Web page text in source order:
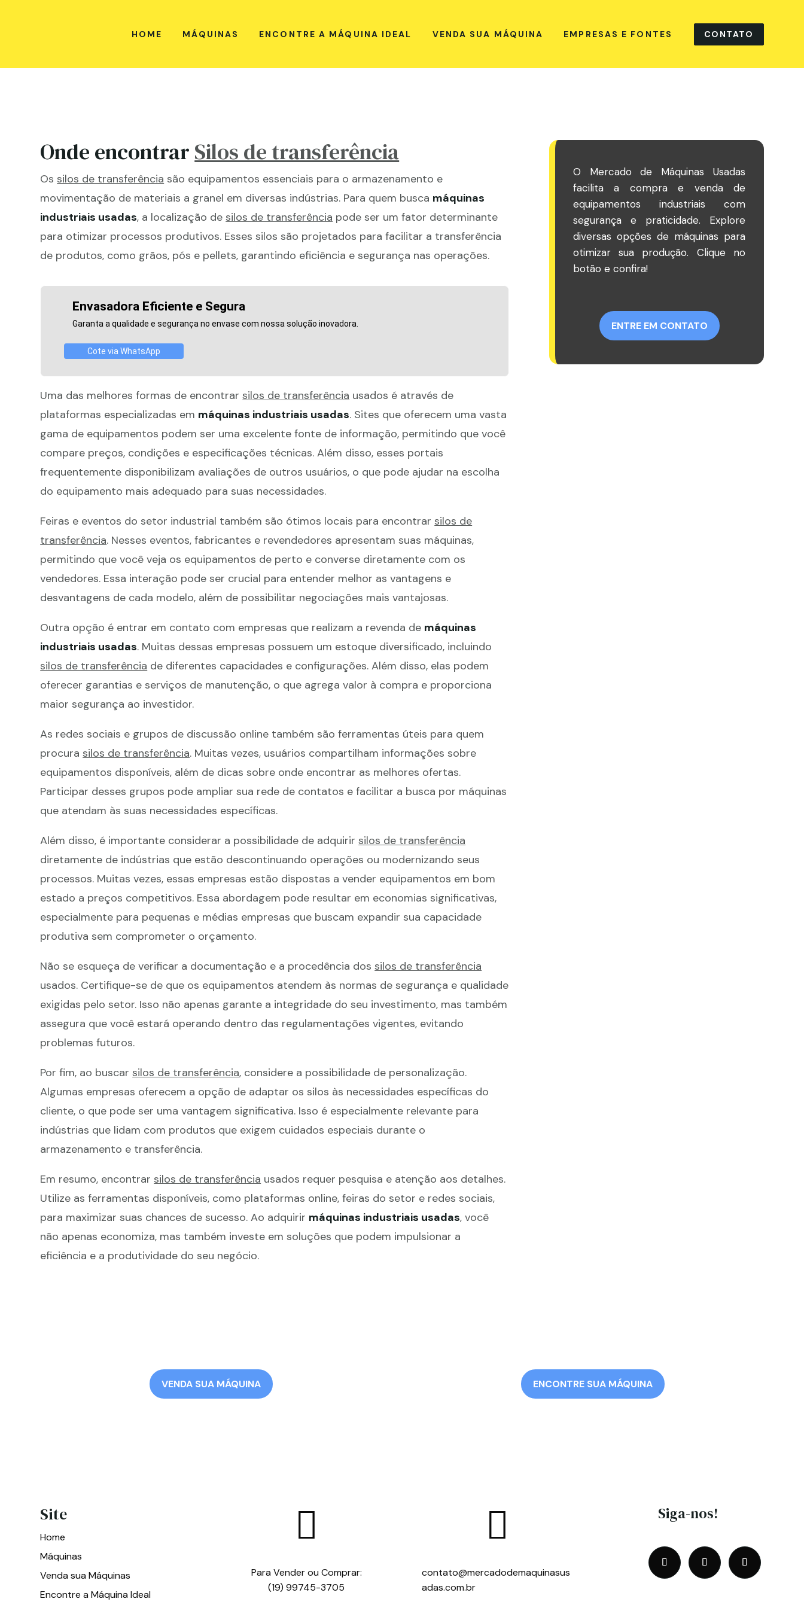
HOME MÁQUINAS ENCONTRE A MÁQUINA IDEAL VENDA SUA MÁQUINA EMPRESAS E FONTES CONTATO
Onde encontrar Silos de transferência
Ossilos de transferência são equipamentos essenciais para o armazenamento e
movimentação de materiais a granel em diversas indústrias. Para quem busca máquinas
industriais usadas, a localização desilos de transferência pode ser um fator determinante
para otimizar processos produtivos. Esses silos são projetados para facilitar a transferência
de produtos, como grãos, pós e pellets, garantindo eficiência e segurança nas operações.
Envasadora Eficiente e Segura
Garanta a qualidade e segurança no envase com nossa solução inovadora.
Cote via WhatsApp
Uma das melhores formas de encontrarsilos de transferência usados é através de
plataformas especializadas em máquinas industriais usadas. Sites que oferecem uma vasta
gama de equipamentos podem ser uma excelente fonte de informação, permitindo que você
compare preços, condições e especificações técnicas. Além disso, esses portais
frequentemente disponibilizam avaliações de outros usuários, o que pode ajudar na escolha
do equipamento mais adequado para suas necessidades.
Feiras e eventos do setor industrial também são ótimos locais para encontrarsilos de
transferência. Nesses eventos, fabricantes e revendedores apresentam suas máquinas,
permitindo que você veja os equipamentos de perto e converse diretamente com os
vendedores. Essa interação pode ser crucial para entender melhor as vantagens e
desvantagens de cada modelo, além de possibilitar negociações mais vantajosas.
Outra opção é entrar em contato com empresas que realizam a revenda de máquinas
industriais usadas. Muitas dessas empresas possuem um estoque diversificado, incluindo
silos de transferência de diferentes capacidades e configurações. Além disso, elas podem
oferecer garantias e serviços de manutenção, o que agrega valor à compra e proporciona
maior segurança ao investidor.
As redes sociais e grupos de discussão online também são ferramentas úteis para quem
procurasilos de transferência. Muitas vezes, usuários compartilham informações sobre
equipamentos disponíveis, além de dicas sobre onde encontrar as melhores ofertas.
Participar desses grupos pode ampliar sua rede de contatos e facilitar a busca por máquinas
que atendam às suas necessidades específicas.
Além disso, é importante considerar a possibilidade de adquirirsilos de transferência
diretamente de indústrias que estão descontinuando operações ou modernizando seus
processos. Muitas vezes, essas empresas estão dispostas a vender equipamentos em bom
estado a preços competitivos. Essa abordagem pode resultar em economias significativas,
especialmente para pequenas e médias empresas que buscam expandir sua capacidade
produtiva sem comprometer o orçamento.
Não se esqueça de verificar a documentação e a procedência dossilos de transferência
usados. Certifique-se de que os equipamentos atendem às normas de segurança e qualidade
exigidas pelo setor. Isso não apenas garante a integridade do seu investimento, mas também
assegura que você estará operando dentro das regulamentações vigentes, evitando
problemas futuros.
Por fim, ao buscarsilos de transferência, considere a possibilidade de personalização.
Algumas empresas oferecem a opção de adaptar os silos às necessidades específicas do
cliente, o que pode ser uma vantagem significativa. Isso é especialmente relevante para
indústrias que lidam com produtos que exigem cuidados especiais durante o
armazenamento e transferência.
Em resumo, encontrarsilos de transferência usados requer pesquisa e atenção aos detalhes.
Utilize as ferramentas disponíveis, como plataformas online, feiras do setor e redes sociais,
para maximizar suas chances de sucesso. Ao adquirir máquinas industriais usadas, você
não apenas economiza, mas também investe em soluções que podem impulsionar a
eficiência e a produtividade do seu negócio.
O Mercado de Máquinas Usadas
facilita a compra e venda de
equipamentos industriais com
segurança e praticidade. Explore
diversas opções de máquinas para
otimizar sua produção. Clique no
botão e confira!
ENTRE EM CONTATO
VENDA SUA MÁQUINA ENCONTRE SUA MÁQUINA
Site
Home
Máquinas
Venda sua Máquinas
Encontre a Máquina Ideal

Para Vender ou Comprar:
(19) 99745-3705

contato@mercadodemaquinasus
adas.com.br
Siga-nos!